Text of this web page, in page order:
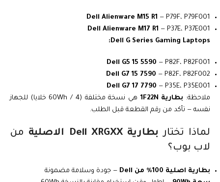
Dell Alienware M15 R1 — P79F، P79F001
Dell Alienware M17 R1 — P37E، P37E001
Dell G Series Gaming Laptops:
Dell G5 15 5590 — P82F، P82F001
Dell G7 15 7590 — P82F، P82F002
Dell G7 17 7790 — P35E، P35E001
ملاحظة: بطارية 1F22N
هي نسخة مختلفة (60Wh / 4 خلايا) للجهاز
نفسه — تأكد من رقم القطعة قبل الطلب.
لماذا تختار بطارية Dell XRGXX الاصلية
من
لاب بوب؟
بطارية اصلية 100% من Dell
— جودة وسلامة مضمونة